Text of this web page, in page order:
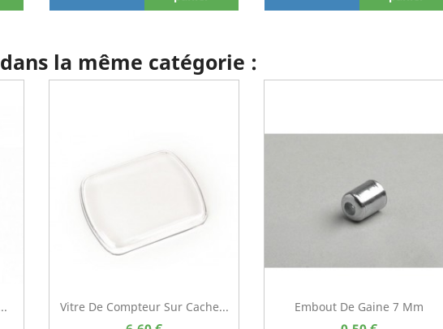
la même catégorie :
Vitre De Compteur Sur Cache... Embout De Gaine 7 Mm